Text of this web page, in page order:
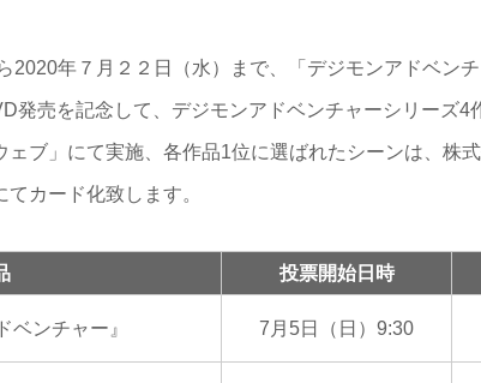
2020年７月２２日（水）まで、「デジモンアドベン
発売を記念して、デジモンアドベンチャーシリーズ4
ェブ」にて実施、各作品1位に選ばれたシーンは、株
カード化致します。
投票開始日時
ベンチャー』 7月5日（日）9:30